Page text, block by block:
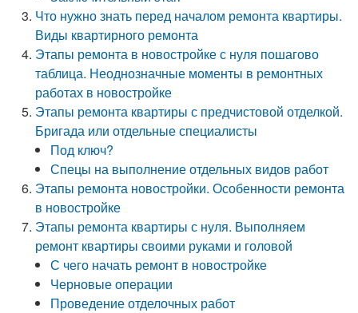
Что нужно знать перед началом ремонта квартиры.
Виды квартирного ремонта
Этапы ремонта в новостройке с нуля пошагово
таблица. Неоднозначные моменты в ремонтных
работах в новостройке
Этапы ремонта квартиры с предчистовой отделкой.
Бригада или отдельные специалисты
Под ключ?
Спецы на выполнение отдельных видов работ
Этапы ремонта новостройки. Особенности ремонта
в новостройке
Этапы ремонта квартиры с нуля. Выполняем
ремонт квартиры своими руками и головой
С чего начать ремонт в новостройке
Черновые операции
Проведение отделочных работ